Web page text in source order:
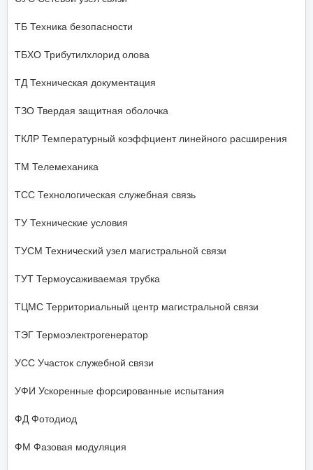
ТБ Техника безопасности
ТБХО Трибутилхлорид олова
ТД Техническая документация
ТЗО Твердая защитная оболочка
ТКЛР Температурный коэффциент линейного расширения
ТМ Телемеханика
ТСС Технологическая служебная связь
ТУ Технические условия
ТУСМ Технический узел магистральной связи
ТУТ Термоусаживаемая трубка
ТЦМС Территориальный центр магистральной связи
ТЭГ Термоэлектрогенератор
УСС Участок служебной связи
УФИ Ускоренные форсированные испытания
ФД Фотодиод
ФМ Фазовая модуляция